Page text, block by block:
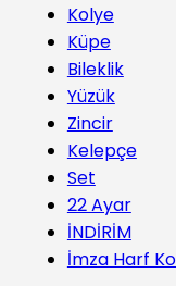
Kolye
Küpe
Bileklik
Yüzük
Zincir
Kelepçe
Set
22 Ayar
İNDİRİM
İmza Harf